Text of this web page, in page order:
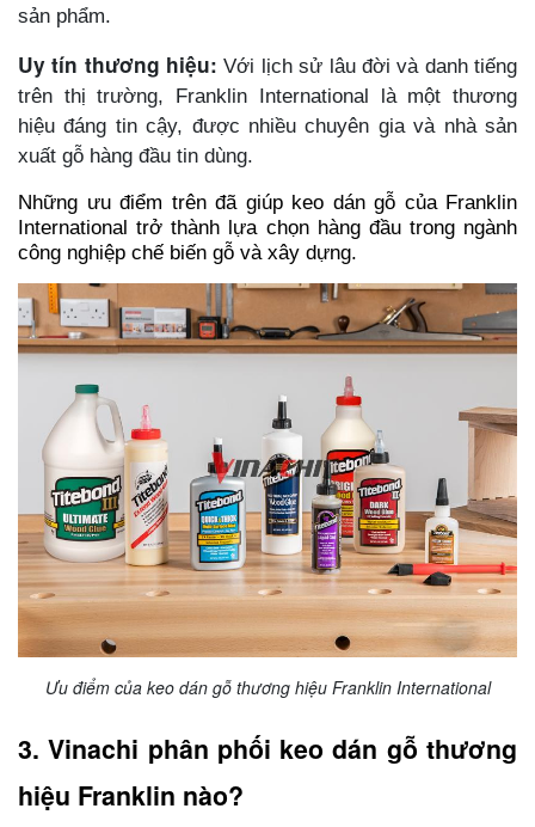
sản phẩm.
Uy tín thương hiệu:Với lịch sử lâu đời và danh tiếng
trên thị trường, Franklin International là một thương
hiệu đáng tin cậy, được nhiều chuyên gia và nhà sản
xuất gỗ hàng đầu tin dùng.
Những ưu điểm trên đã giúp keo dán gỗ của Franklin
International trở thành lựa chọn hàng đầu trong ngành
công nghiệp chế biến gỗ và xây dựng.
Ưu điểm của keo dán gỗ thương hiệu Franklin International
3. Vinachi phân phối keo dán gỗ thương
hiệu Franklin nào?